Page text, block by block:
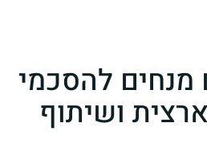
מנחים להסכמי
ושיתוף